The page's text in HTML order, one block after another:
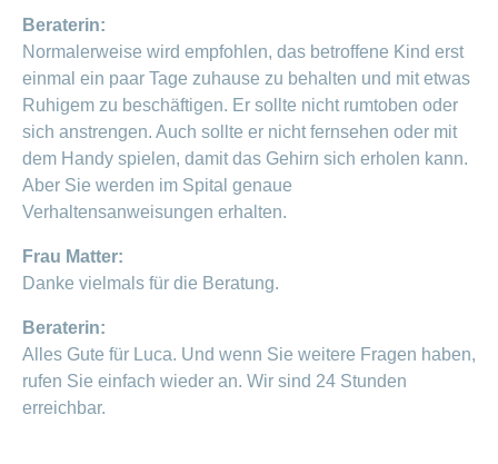
Beraterin:
Normalerweise wird empfohlen, das betroffene Kind erst
einmal ein paar Tage zuhause zu behalten und mit etwas
Ruhigem zu beschäftigen. Er sollte nicht rumtoben oder
sich anstrengen. Auch sollte er nicht fernsehen oder mit
dem Handy spielen, damit das Gehirn sich erholen kann.
Aber Sie werden im Spital genaue
Verhaltensanweisungen erhalten.
Frau Matter:
Danke vielmals für die Beratung.
Beraterin:
Alles Gute für Luca. Und wenn Sie weitere Fragen haben,
rufen Sie einfach wieder an. Wir sind 24 Stunden
erreichbar.